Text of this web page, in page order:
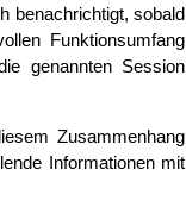
benachrichtigt, sobald
Funktionsumfang
genannten Session
Zusammenhang
Informationen mit